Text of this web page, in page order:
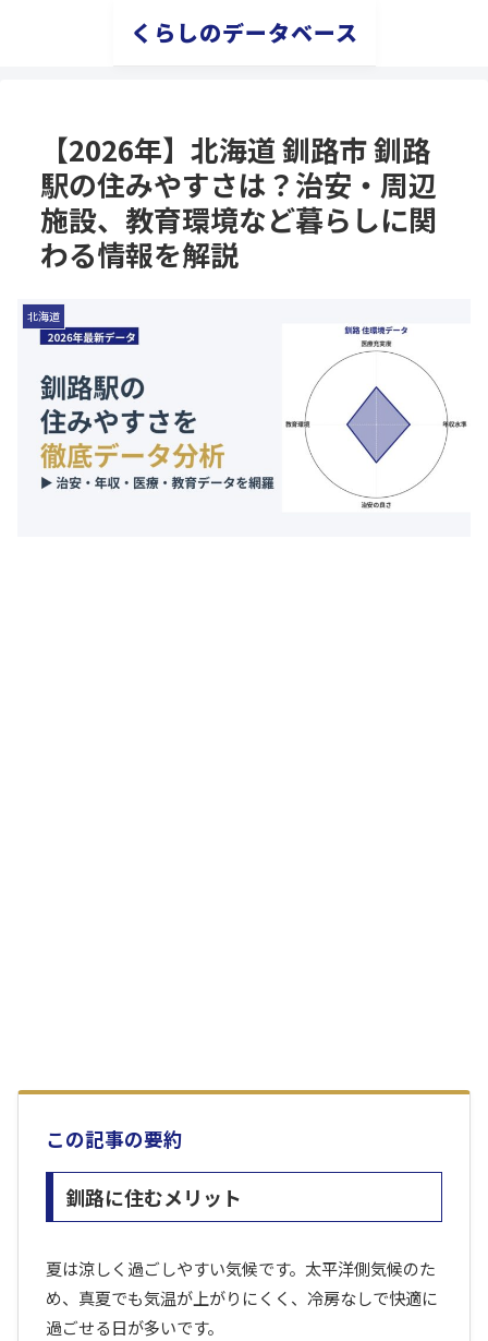
くらしのデータベース
【2026年】北海道 釧路市 釧路
駅の住みやすさは？治安・周辺
施設、教育環境など暮らしに関
わる情報を解説
北海道
この記事の要約
釧路に住むメリット
夏は涼しく過ごしやすい気候です。太平洋側気候のた
め、真夏でも気温が上がりにくく、冷房なしで快適に
過ごせる日が多いです。